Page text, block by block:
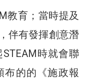
教育；當時提及
伴有發揮創意潛
時就會聯
布的的《施政報